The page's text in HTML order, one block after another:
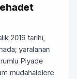
2019 tarihi,
yaralanan
Piyade
müdahalelere